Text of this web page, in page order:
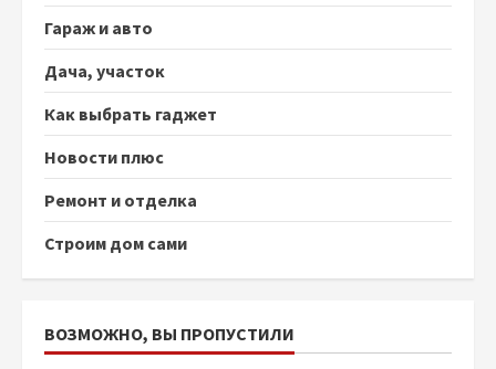
Гараж и авто
Дача, участок
Как выбрать гаджет
Новости плюс
Ремонт и отделка
Строим дом сами
ВОЗМОЖНО, ВЫ ПРОПУСТИЛИ